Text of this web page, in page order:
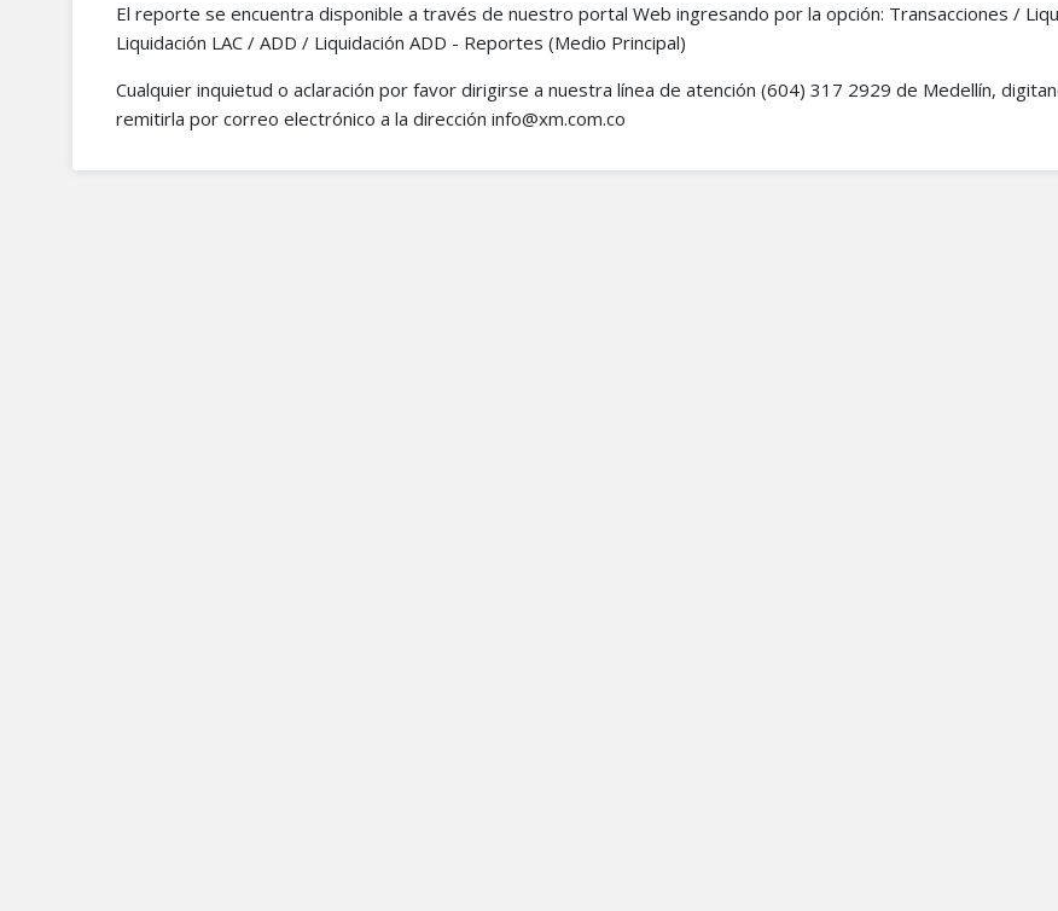
El reporte se encuentra disponible a través de nuestro portal Web ingresando por la opción: Transacciones /
Liquidación LAC / ADD / Liquidación ADD - Reportes (Medio Principal)
Cualquier inquietud o aclaración por favor dirigirse a nuestra línea de atención (604) 317 2929 de Medellín,
remitirla por correo electrónico a la dirección info@xm.com.co